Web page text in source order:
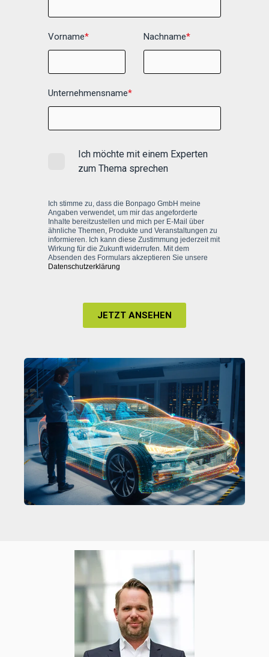
Vorname* Nachname*
Unternehmensname*
Ich möchte mit einem Experten
zum Thema sprechen
Ich stimme zu, dass die Bonpago GmbH meine
Angaben verwendet, um mir das angeforderte
Inhalte bereitzustellen und mich per E-Mail über
ähnliche Themen, Produkte und Veranstaltungen zu
informieren. Ich kann diese Zustimmung jederzeit mit
Wirkung für die Zukunft widerrufen. Mit dem
Absenden des Formulars akzeptieren Sie unsere
Datenschutzerklärung
JETZT ANSEHEN